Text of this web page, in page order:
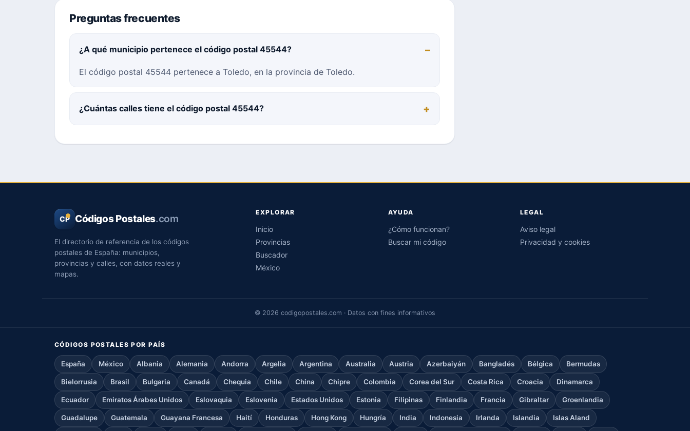
Preguntas frecuentes
¿A qué municipio pertenece el código postal 45544?
El código postal 45544 pertenece a Toledo, en la provincia de Toledo.
¿Cuántas calles tiene el código postal 45544?
CP Códigos Postales.com
El directorio de referencia de los códigos
postales de España: municipios,
provincias y calles, con datos reales y
mapas.
EXPLORAR
Inicio
Provincias
Buscador
México
AYUDA
¿Cómo funcionan?
Buscar mi código
LEGAL
Aviso legal
Privacidad y cookies
© 2026 codigopostales.com · Datos con fines informativos
CÓDIGOS POSTALES POR PAÍS
España México Albania Alemania Andorra Argelia Argentina Australia Austria Azerbaiyán Bangladés Bélgica Bermudas
Bielorrusia Brasil Bulgaria Canadá Chequia Chile China Chipre Colombia Corea del Sur Costa Rica Croacia Dinamarca
Ecuador Emiratos Árabes Unidos Eslovaquia Eslovenia Estados Unidos Estonia Filipinas Finlandia Francia Gibraltar Groenlandia
Guadalupe Guatemala Guayana Francesa Haití Honduras Hong Kong Hungría India Indonesia Irlanda Islandia Islas Aland